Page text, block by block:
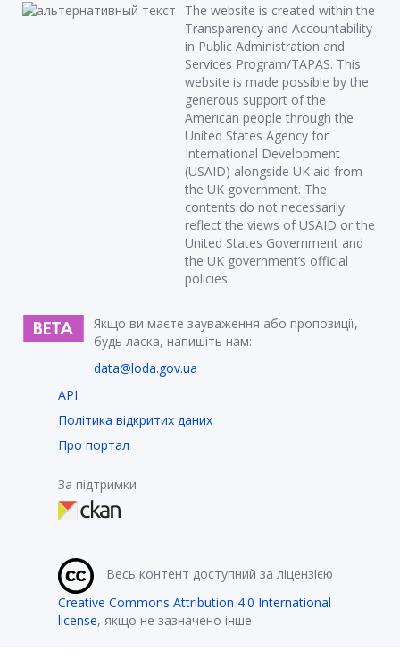
The website is created within the
Transparency and Accountability
in Public Administration and
Services Program/TAPAS. This
website is made possible by the
generous support of the
American people through the
United States Agency for
International Development
(USAID) alongside UK aid from
the UK government. The
contents do not necessarily
reflect the views of USAID or the
United States Government and
the UK government’s official
policies.
Якщо ви маєте зауваження або пропозиції,
будь ласка, напишіть нам:
data@loda.gov.ua
API
Політика відкритих даних
Про портал
За підтримки
Весь контент доступний за ліцензією
Creative Commons Attribution 4.0 International
license, якщо не зазначено інше